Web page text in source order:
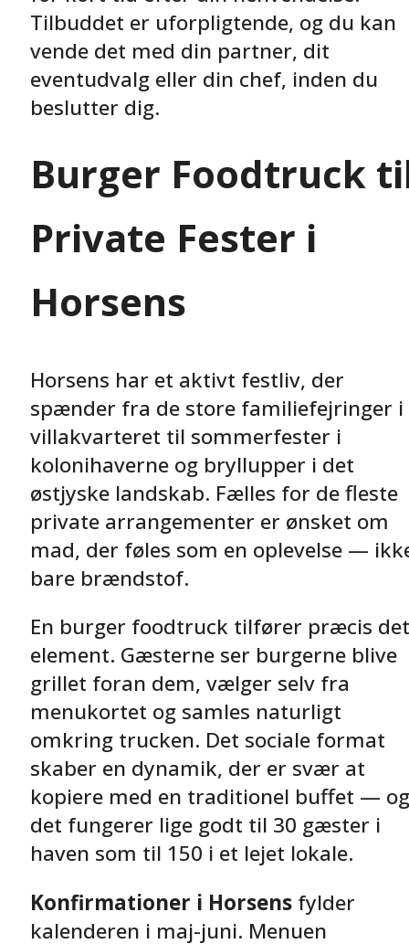
Tilbuddet er uforpligtende, og du kan
vende det med din partner, dit
eventudvalg eller din chef, inden du
beslutter dig.
Burger Foodtruck
Private Fester i
Horsens
Horsens har et aktivt festliv, der
spænder fra de store familiefejringer i
villakvarteret til sommerfester i
kolonihaverne og bryllupper i det
østjyske landskab. Fælles for de fleste
private arrangementer er ønsket om
mad, der føles som en oplevelse —
bare brændstof.
En burger foodtruck tilfører præcis det
element. Gæsterne ser burgerne blive
grillet foran dem, vælger selv fra
menukortet og samles naturligt
omkring trucken. Det sociale format
skaber en dynamik, der er svær at
kopiere med en traditionel buffet — og
det fungerer lige godt til 30 gæster i
haven som til 150 i et lejet lokale.
Konfirmationer i Horsens fylder
kalenderen i maj-juni. Menuen